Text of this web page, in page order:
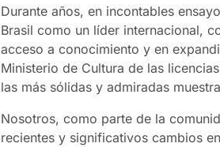
Durante años, en incontables
Brasil como un líder internacional,
acceso a conocimiento y en
Ministerio de Cultura de las
las más sólidas y admiradas
Nosotros, como parte de la
recientes y significativos cambios